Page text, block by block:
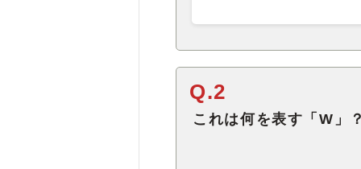
Q.2
これは何を表す「W」